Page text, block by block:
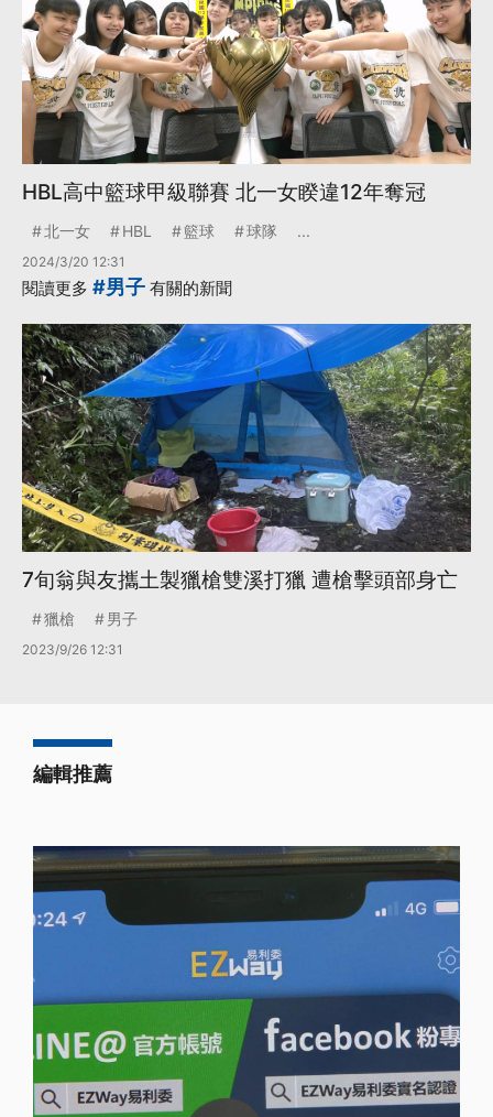
HBL高中籃球甲級聯賽 北一女睽違12年奪冠
北一女 HBL 籃球 球隊 ...
2024/3/20 12:31
閱讀更多 #男子 有關的新聞
7旬翁與友攜土製獵槍雙溪打獵 遭槍擊頭部身亡
獵槍 男子
2023/9/26 12:31
編輯推薦